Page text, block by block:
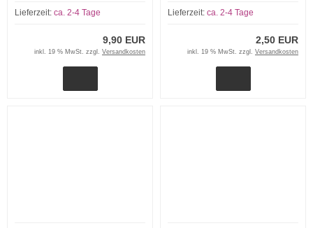
Lieferzeit: ca. 2-4 Tage
9,90 EUR
inkl. 19 % MwSt. zzgl. Versandkosten
Lieferzeit: ca. 2-4 Tage
2,50 EUR
inkl. 19 % MwSt. zzgl. Versandkosten